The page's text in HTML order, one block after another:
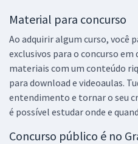
Material para concurso
Ao adquirir algum curso, você
exclusivos para o concurso em
materiais com um conteúdo
para download e videoaulas.
entendimento e tornar o seu
é possível estudar onde e
Concurso público é no